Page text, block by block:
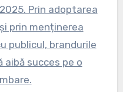
Prin adoptarea
prin menținerea
publicul, brandurile
succes pe o